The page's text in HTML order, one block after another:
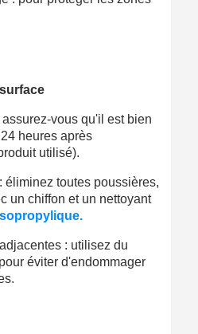
vous qu'il est bien
heures après
utilisé).
éliminez toutes poussières,
un chiffon et un nettoyant
: utilisez du
pour éviter d'endommager